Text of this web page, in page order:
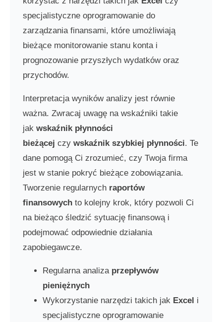
specjalistyczne oprogramowanie do
zarządzania finansami, które umożliwiają
bieżące monitorowanie stanu konta i
prognozowanie przyszłych wydatków oraz
przychodów.
Interpretacja wyników analizy jest równie
ważna. Zwracaj uwagę na wskaźniki takie
jak wskaźnik płynności
bieżącej czy wskaźnik szybkiej płynności. Te
dane pomogą Ci zrozumieć, czy Twoja firma
jest w stanie pokryć bieżące zobowiązania.
Tworzenie regularnych raportów
finansowychto kolejny krok, który pozwoli Ci
na bieżąco śledzić sytuację finansową i
podejmować odpowiednie działania
zapobiegawcze.
Regularna analiza przepływów
pieniężnych
Wykorzystanie narzędzi takich jak Excel i
specjalistyczne oprogramowanie